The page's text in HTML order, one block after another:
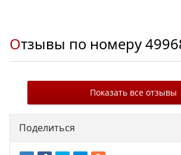
Отзывы по номеру
Показать все отзывы
Поделиться